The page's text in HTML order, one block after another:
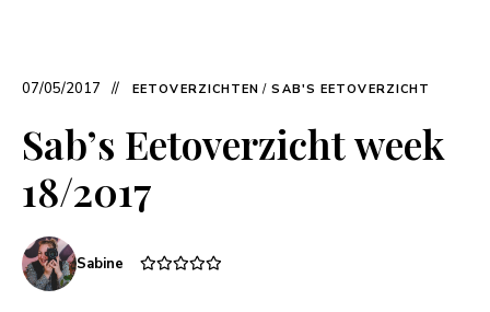
07/05/2017 EETOVERZICHTEN / SAB'S EETOVERZICHT
Sab’s Eetoverzicht week
18/2017
Sabine